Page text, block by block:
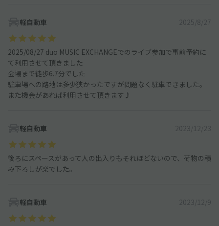
軽自動車 2025/8/27
2025/08/27 duo MUSIC EXCHANGEでのライブ参加で事前予約に
て利用させて頂きました
会場まで徒歩6.7分でした
駐車場への路地は多少狭かったですが問題なく駐車できました。
また機会があれば利用させて頂きます♪
軽自動車 2023/12/23
後ろにスペースがあって人の出入りもそれほどないので、荷物の積
み下ろしが楽でした。
軽自動車 2023/12/9